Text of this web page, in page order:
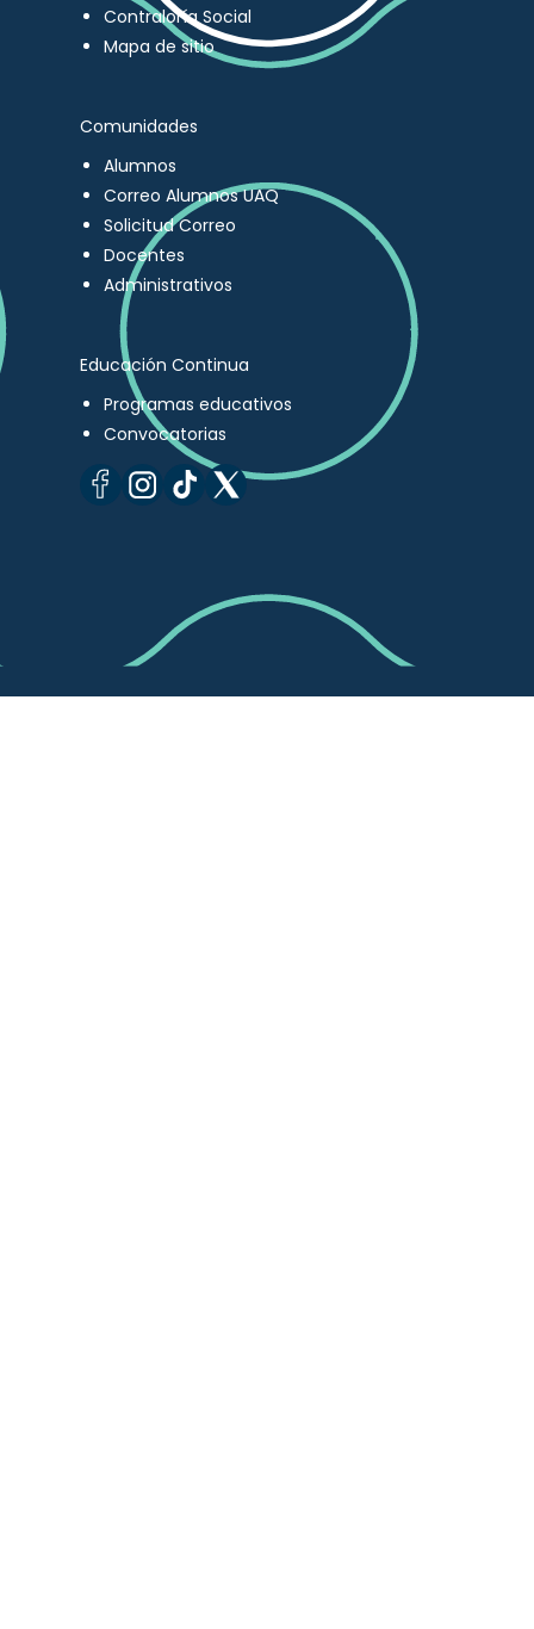
Contraloría Social
Mapa de sitio
Comunidades
Alumnos
Correo Alumnos UAQ
Solicitud Correo
Docentes
Administrativos
Educación Continua
Programas educativos
Convocatorias